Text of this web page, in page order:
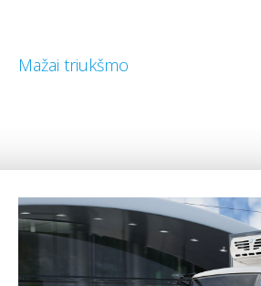
Mažai triukšmo